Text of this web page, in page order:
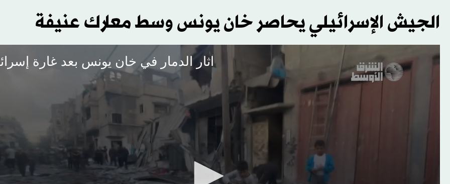
الجيش الإسرائيلي يحاصر خان يونس وسط معارك عنيفة
آثار الدمار في خان يونس بعد غارة